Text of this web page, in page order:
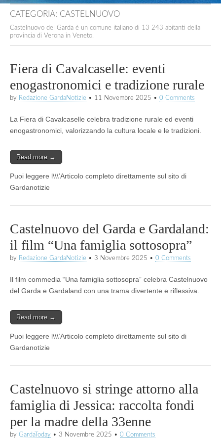
CATEGORIA: CASTELNUOVO
Castelnuovo del Garda è un comune italiano di 13 243 abitanti della
provincia di Verona in Veneto.
Fiera di Cavalcaselle: eventi
enogastronomici e tradizione rurale
by Redazione GardaNotizie • 11 Novembre 2025 • 0 Comments
La Fiera di Cavalcaselle celebra tradizione rurale ed eventi
enogastronomici, valorizzando la cultura locale e le tradizioni.
Read more →
Puoi leggere l\\\’Articolo completo direttamente sul sito di
Gardanotizie
Castelnuovo del Garda e Gardaland:
il film “Una famiglia sottosopra”
by Redazione GardaNotizie • 3 Novembre 2025 • 0 Comments
Il film commedia “Una famiglia sottosopra” celebra Castelnuovo
del Garda e Gardaland con una trama divertente e riflessiva.
Read more →
Puoi leggere l\\\’Articolo completo direttamente sul sito di
Gardanotizie
Castelnuovo si stringe attorno alla
famiglia di Jessica: raccolta fondi
per la madre della 33enne
by GardaToday • 3 Novembre 2025 • 0 Comments